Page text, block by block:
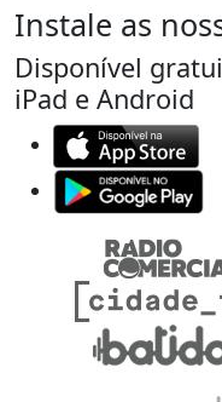
Instale as
Disponível
iPad e Android